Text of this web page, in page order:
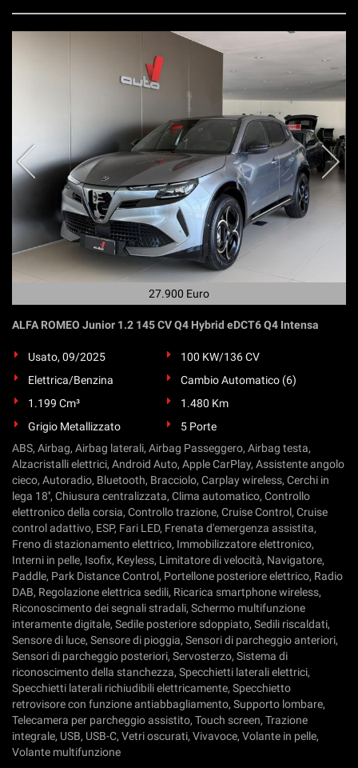
27.900 Euro
ALFA ROMEO Junior 1.2 145 CV Q4 Hybrid eDCT6 Q4 Intensa
Usato, 09/2025
100 KW/136 CV
Elettrica/Benzina
Cambio Automatico (6)
1.199 Cm³
1.480 Km
Grigio Metallizzato
5 Porte
ABS, Airbag, Airbag laterali, Airbag Passeggero, Airbag testa,
Alzacristalli elettrici, Android Auto, Apple CarPlay, Assistente angolo
cieco, Autoradio, Bluetooth, Bracciolo, Carplay wireless, Cerchi in
lega 18'', Chiusura centralizzata, Clima automatico, Controllo
elettronico della corsia, Controllo trazione, Cruise Control, Cruise
control adattivo, ESP, Fari LED, Frenata d'emergenza assistita,
Freno di stazionamento elettrico, Immobilizzatore elettronico,
Interni in pelle, Isofix, Keyless, Limitatore di velocità, Navigatore,
Paddle, Park Distance Control, Portellone posteriore elettrico, Radio
DAB, Regolazione elettrica sedili, Ricarica smartphone wireless,
Riconoscimento dei segnali stradali, Schermo multifunzione
interamente digitale, Sedile posteriore sdoppiato, Sedili riscaldati,
Sensore di luce, Sensore di pioggia, Sensori di parcheggio anteriori,
Sensori di parcheggio posteriori, Servosterzo, Sistema di
riconoscimento della stanchezza, Specchietti laterali elettrici,
Specchietti laterali richiudibili elettricamente, Specchietto
retrovisore con funzione antiabbagliamento, Supporto lombare,
Telecamera per parcheggio assistito, Touch screen, Trazione
integrale, USB, USB-C, Vetri oscurati, Vivavoce, Volante in pelle,
Volante multifunzione
impostazioni